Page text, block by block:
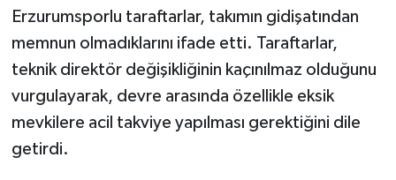
Erzurumsporlu taraftarlar, takımın gidişatından
memnun olmadıklarını ifade etti. Taraftarlar,
teknik direktör değişikliğinin kaçınılmaz olduğunu
vurgulayarak, devre arasında özellikle eksik
mevkilere acil takviye yapılması gerektiğini dile
getirdi.